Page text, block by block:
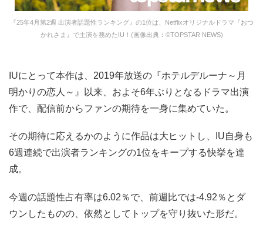
『25年4月第2週 出演者話題性ランキング』の1位は、Netflixオリジナルドラマ『おつ
かれさま』で主演を務めたIU！(画像出典：©TOPSTAR NEWS)
IUにとって本作は、2019年放送の『ホテルデルーナ～月
明かりの恋人～』以来、およそ6年ぶりとなるドラマ出演
作で、配信前からファンの期待を一身に集めていた。
その期待に応えるかのように作品は大ヒットし、IU自身も
6週連続で出演者ランキングの1位をキープする快挙を達
成。
今週の話題性占有率は6.02％で、前週比では-4.92％とダ
ウンしたものの、依然としてトップを守り抜いた形だ。